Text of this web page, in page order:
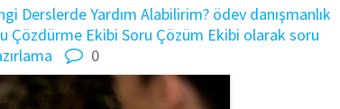
Derslerde Yardım Alabilirim? ödev danışmanlık
Çözdürme Ekibi Soru Çözüm Ekibi olaraksoru
0